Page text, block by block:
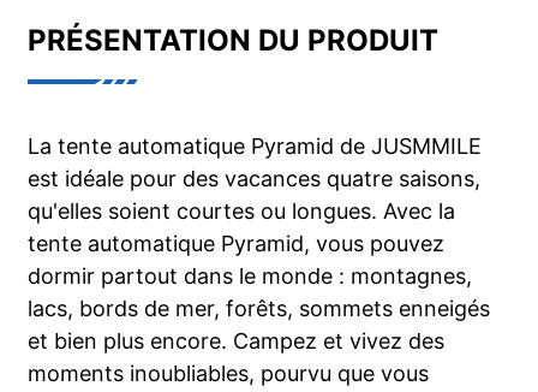
PRÉSENTATION DU PRODUIT
La tente automatique Pyramid de JUSMMILE
est idéale pour des vacances quatre saisons,
qu'elles soient courtes ou longues. Avec la
tente automatique Pyramid, vous pouvez
dormir partout dans le monde : montagnes,
lacs, bords de mer, forêts, sommets enneigés
et bien plus encore. Campez et vivez des
moments inoubliables, pourvu que vous